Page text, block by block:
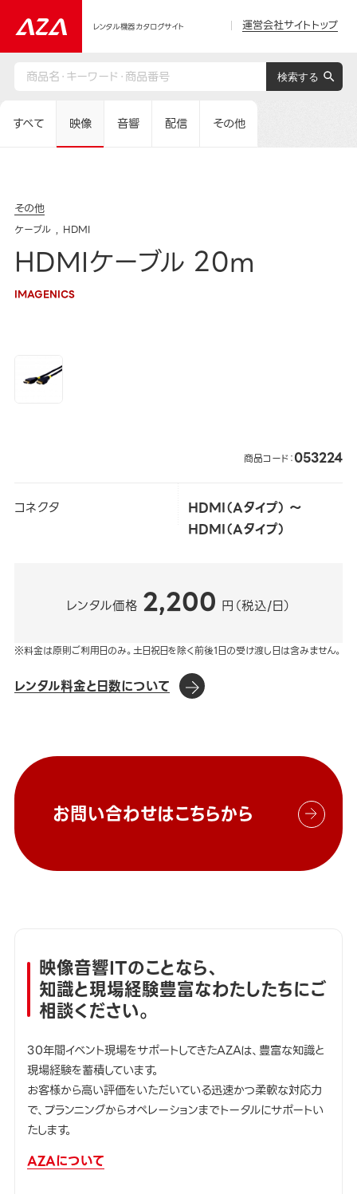
レンタル機器カタログサイト 運営会社サイトトップ
すべて 映像 音響 配信 その他
その他
ケーブル HDMI
HDMIケーブル 20m
IMAGENICS
商品コード：053224
コネクタ
HDMI（Aタイプ） ～
HDMI（Aタイプ）
レンタル価格 2,200 円（税込/日）
※料金は原則ご利用日のみ。土日祝日を除く前後1日の受け渡し日は含みません。
レンタル料金と日数について
お問い合わせはこちらから
映像音響ITのことなら、
知識と現場経験豊富なわたしたちにご
相談ください。
30年間イベント現場をサポートしてきたAZAは、豊富な知識と
現場経験を蓄積しています。
お客様から高い評価をいただいている迅速かつ柔軟な対応力
で、プランニングからオペレーションまでトータルにサポートい
たします。
AZAについて